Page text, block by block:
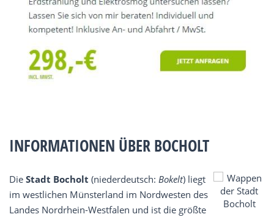
INFORMATIONEN ÜBER BOCHOLT
Die Stadt Bocholt (niederdeutsch: Bokelt) liegt
im westlichen Münsterland im Nordwesten des
Landes Nordrhein-Westfalen und ist die größte